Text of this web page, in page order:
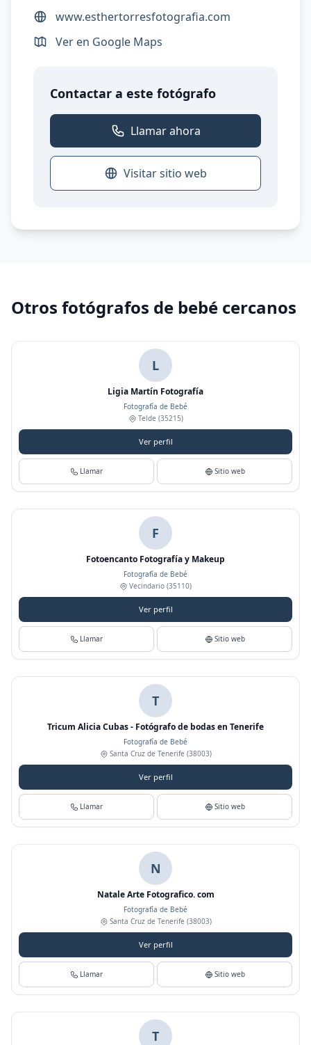
www.esthertorresfotografia.com
Ver en Google Maps
Contactar a este fotógrafo
Llamar ahora
Visitar sitio web
Otros fotógrafos de bebé cercanos
L
Ligia Martín Fotografía
Fotografía de Bebé
Telde (35215)
Ver perfil
Llamar Sitio web
F
Fotoencanto Fotografía y Makeup
Fotografía de Bebé
Vecindario (35110)
Ver perfil
Llamar Sitio web
T
Tricum Alicia Cubas - Fotógrafo de bodas en Tenerife
Fotografía de Bebé
Santa Cruz de Tenerife (38003)
Ver perfil
Llamar Sitio web
N
Natale Arte Fotografico. com
Fotografía de Bebé
Santa Cruz de Tenerife (38003)
Ver perfil
Llamar Sitio web
T